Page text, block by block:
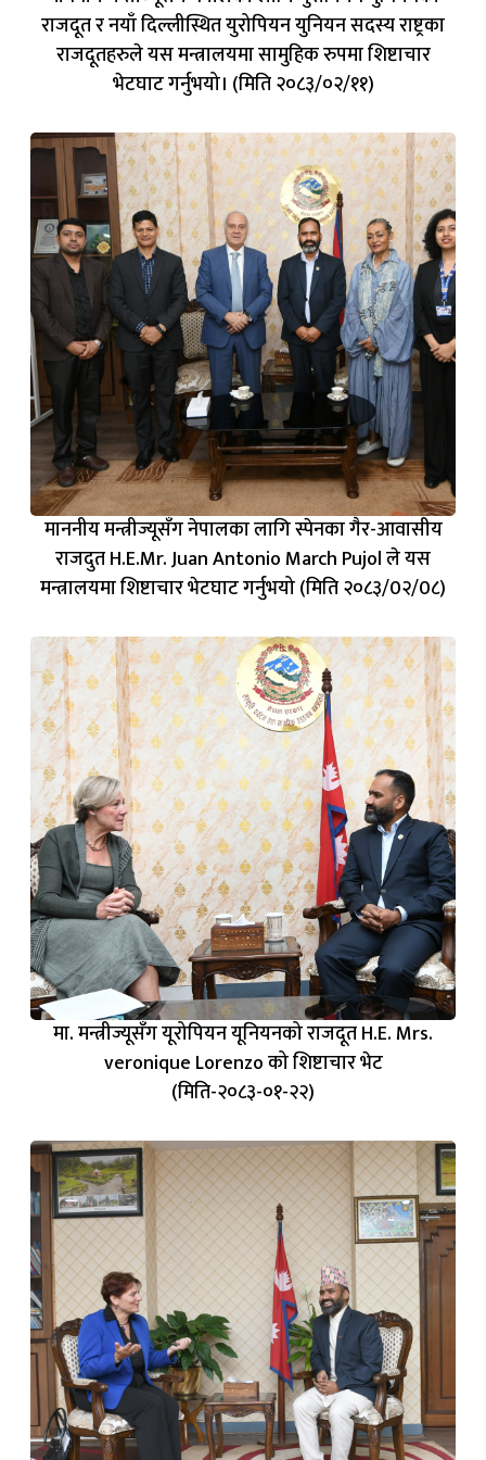
राजदूत र नयाँ दिल्लीस्थित युरोपियन युनियन सदस्य राष्ट्रका
राजदूतहरुले यस मन्त्रालयमा सामुहिक रुपमा शिष्टाचार
भेटघाट गर्नुभयो। (मिति २०८३/०२/११)
माननीय मन्त्रीज्यूसँग नेपालका लागि स्पेनका गैर-आवासीय
राजदुत H.E.Mr. Juan Antonio March Pujol ले यस
मन्त्रालयमा शिष्टाचार भेटघाट गर्नुभयो (मिति २०८३/0२/0८)
मा. मन्त्रीज्यूसँग यूरोपियन यूनियनको राजदूत H.E. Mrs.
veronique Lorenzo को शिष्टाचार भेट
(मिति-२०८३-०१-२२)